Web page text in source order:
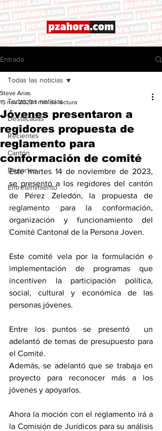
Entrada
Todas las noticias
Destacadas
Recientes
Cantón
Deportes
Entretenimiento
Todas las noticias
Jóvenes presentaron a
regidores propuesta de
reglamento para
conformación de comité
Steve Arias
15 nov 2023 1 min de lectura
Este martes 14 de noviembre de 2023,
se presentó a los regidores del cantón
de Pérez Zeledón, la propuesta de
reglamento para la conformación,
organización y funcionamiento del
Comité Cantonal de la Persona Joven.
Este comité vela por la formulación e
implementación de programas que
incentiven la participación política,
social, cultural y económica de las
personas jóvenes.
Entre los puntos se presentó  un
adelantó de temas de presupuesto para
el Comité.
Además, se adelantó que se trabaja en
proyecto para reconocer más a los
jóvenes y apoyarlos.
Ahora la moción con el reglamento irá a
la Comisión de Jurídicos para su análisis